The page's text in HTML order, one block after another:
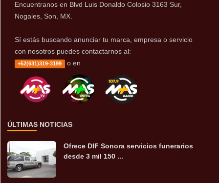
Encuentranos en Blvd Luis Donaldo Colosio 3163 Sur,
Nogales, Son, MX.
Sí estás buscando anunciar tu marca, empresa o servicio
con nosotros puedes contactarnos al:
+52(631)319-3199 o en
ÚLTIMAS NOTICIAS
Ofrece DIF Sonora servicios funerarios
desde 3 mil 150 ...